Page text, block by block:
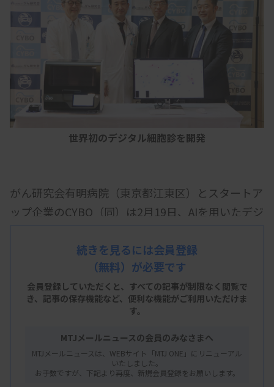
世界初のデジタル細胞診を開発
がん研究会有明病院（東京都江東区）とスタートア
ップ企業のCYBO（同）は2月19日、AIを用いたデジ
タル細胞診システムを世界で初めて開発したと発表
細胞診標本の3Dデジタル化と、子宮頸部細胞診用AI
による自動解析を組み合わせ、異型細胞や正常細胞
3DスキャナーとAI解析ソフトはいずれも製品化（薬
事未承認）されており、複数の医療機関が導入に向
けた評価試験を実施中だとしている。
続きを見るには会員登録
（無料）が必要です
会員登録していただくと、すべての記事が制限なく閲覧で
き、 記事の保存機能など、便利な機能がご利用いただけま
す。
MTJメールニュースの会員のみなさまへ
MTJメールニュースは、WEBサイト「MTJ ONE」にリニューアル
いたしました。
お手数ですが、下記より再度、新規会員登録をお願いします。